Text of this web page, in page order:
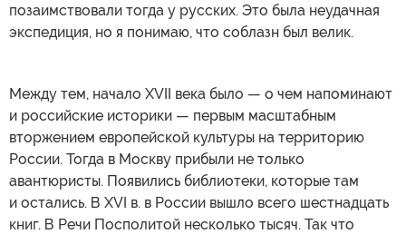
позаимствовали тогда у русских. Это была неудачная
экспедиция, но я понимаю, что соблазн был велик.
Между тем, начало XVII века было — о чем напоминают
и российские историки — первым масштабным
вторжением европейской культуры на территорию
России. Тогда в Москву прибыли не только
авантюристы. Появились библиотеки, которые там
и остались. В XVI в. в России вышло всего шестнадцать
книг. В Речи Посполитой несколько тысяч. Так что